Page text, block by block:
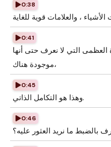
0:38
0:41
العظمى التي لا نعرف حتى أنها
موجودة هناك،
0:45
وهذا هو التكامل الذاتي.
0:46
بالضبط ما نريد العثور عليه؟